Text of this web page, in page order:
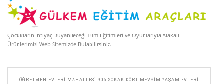
Çocukların İhtiyaç Duyabileceği Tüm Eğitimleri ve Oyunlarıyla Alakalı
Ürünlerimizi Web Sitemizde Bulabilirsiniz.
ÖĞRETMEN EVLERI MAHALLESI 906 SOKAK DÖRT MEVSIM YAŞAM EVLERI